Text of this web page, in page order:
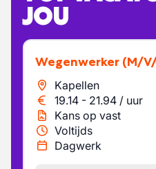
JOU
Wegenwerker (M/
Kapellen
19.14 - 21.94 / uur
Kans op vast
Voltijds
Dagwerk